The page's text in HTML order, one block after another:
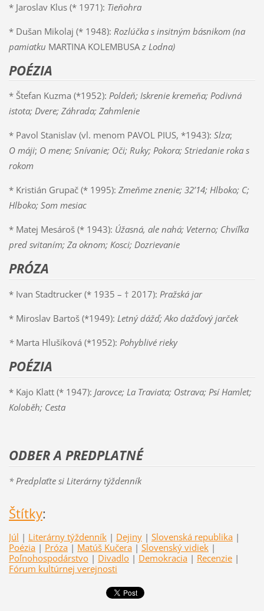
* Jaroslav Klus (* 1971): Tieňohra
* Dušan Mikolaj (* 1948): Rozlúčka s insitným básnikom (na
pamiatku MARTINA KOLEMBUSAz Lodna)
POÉZIA
* Štefan Kuzma (*1952): Poldeň; Iskrenie kremeňa; Podivná
istota; Dvere; Záhrada; Zahmlenie
* Pavol Stanislav (vl. menom PAVOL PIUS, *1943): Slza;
O máji; O mene; Snívanie; Oči; Ruky; Pokora; Striedanie roka s
rokom
* Kristián Grupač (* 1995): Zmeňme znenie; 32’14; Hlboko; C;
Hlboko; Som mesiac
* Matej Mesároš (* 1943): Úžasná, ale nahá; Veterno; Chvíľka
pred svitaním; Za oknom; Kosci; Dozrievanie
PRÓZA
* Ivan Stadtrucker (* 1935 – † 2017): Pražská jar
* Miroslav Bartoš (*1949): Letný dážď; Ako dažďový jarček
* Marta Hlušíková (*1952): Pohyblivé rieky
POÉZIA
* Kajo Klatt (* 1947): Jarovce; La Traviata; Ostrava; Psí Hamlet;
Koloběh; Cesta
ODBER A PREDPLATNÉ
* Predplaťte si Literárny týždenník
Štítky:
Júl | Literárny týždenník | Dejiny | Slovenská republika |
Poézia | Próza | Matúš Kučera | Slovenský vidiek |
Poľnohospodárstvo | Divadlo | Demokracia | Recenzie |
Fórum kultúrnej verejnosti